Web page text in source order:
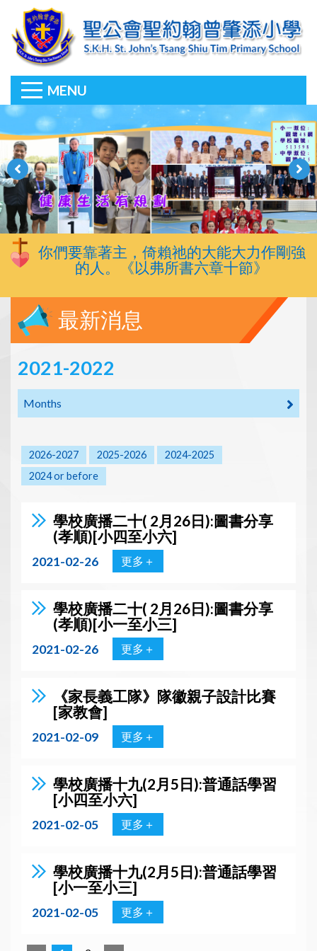
MENU
你們要靠著主，倚賴祂的大能大力作剛強
的人。《以弗所書六章十節》
最新消息
2021-2022
Months
2026-2027 2025-2026
2024-2025
2024 or before
學校廣播二十( 2月26日):圖書分享
(孝順)[小四至小六]
2021-02-26 更多＋
學校廣播二十( 2月26日):圖書分享
(孝順)[小一至小三]
2021-02-26 更多＋
《家長義工隊》隊徽親子設計比賽
[家教會]
2021-02-09 更多＋
學校廣播十九(2月5日):普通話學習
[小四至小六]
2021-02-05 更多＋
學校廣播十九(2月5日):普通話學習
[小一至小三]
2021-02-05 更多＋